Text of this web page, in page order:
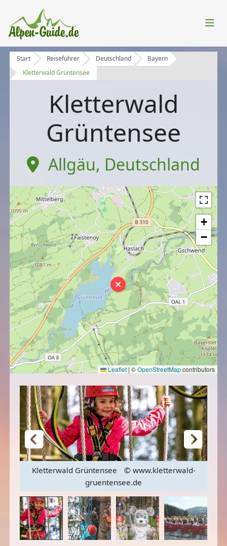
Start Reiseführer Deutschland
Bayern
Kletterwald Grüntensee
Kletterwald
Grüntensee
Allgäu, Deutschland
+
−
Leaflet | ©OpenStreetMapcontributors
Kletterwald Grüntensee
© www.kletterwald-
gruentensee.de